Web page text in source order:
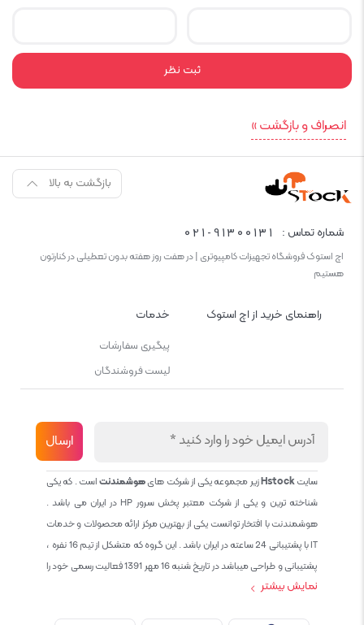
انصراف و بازگشت »
بازگشت به بالا
شماره تماس : 021-91300131
اچ استوک فروشگاه تجهیزات کامپیوتری | در هفت روز هفته بدون تعطیلی در کنارتون
هستیم
راهنمای خرید از اچ استوک خدمات
پیگیری سفارشات
لیست فروشندگان
سایتHstockزیر مجموعه یکی از شرکت هایهوشمندنتاست . که یکی
شناخته ترین و یکی از شرکت معتبر پخش سرور HP در ایران می باشد .
هوشمندنت با افتخار توانست یکی از بهترین مرکز ارائه محصولات و خدمات
IT با پشتیبانی 24 ساعته در ایران باشد . این گروه که متشکل از تیم 16 نفره ،
پشتیبانی و طراحی میباشد در تاریخ شنبه 16 مهر 1391 فعالیت رسمی خود را
نمایش بیشتر